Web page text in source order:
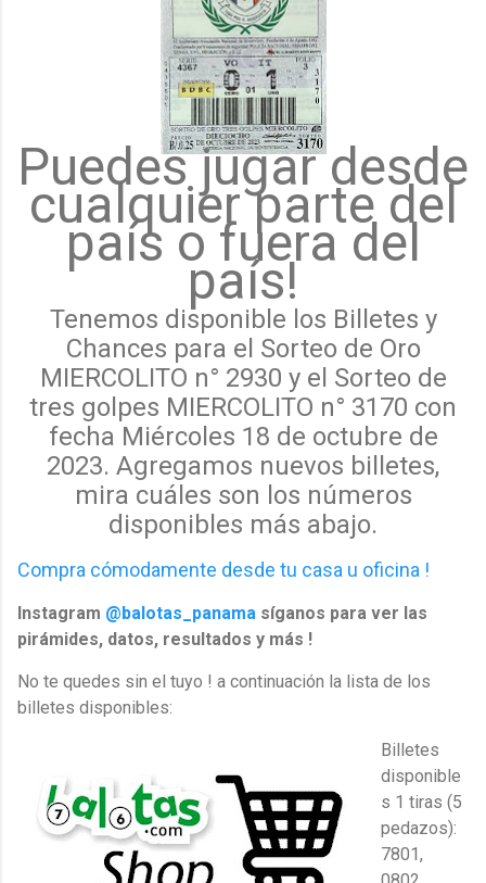
Puedes jugar desde
cualquier parte del
país o fuera del
país!
Tenemos disponible los Billetes y
Chances para el Sorteo de Oro
MIERCOLITO n° 2930 y el Sorteo de
tres golpes MIERCOLITO n° 3170 con
fecha Miércoles 18 de octubre de
2023. Agregamos nuevos billetes,
mira cuáles son los números
disponibles más abajo.
Compra cómodamente desde tu casa u oficina !
Instagram @balotas_panama síganos para ver las
pirámides, datos, resultados y más !
No te quedes sin el tuyo ! a continuación la lista de los
billetes disponibles:
Billetes
disponible
s 1 tiras (5
pedazos):
7801,